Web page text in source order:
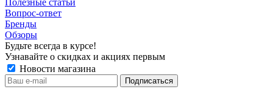
Вопрос-ответ
Бренды
Обзоры
Будьте всегда в курсе!
Узнавайте о скидках и акциях первым
Новости магазина